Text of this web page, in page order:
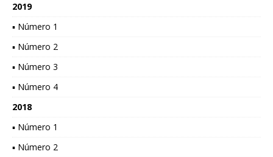
2019
▪ Número 1
▪ Número 2
▪ Número 3
▪ Número 4
2018
▪ Número 1
▪ Número 2